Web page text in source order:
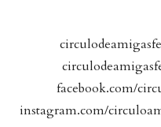
facebook.com/
instagram.com/